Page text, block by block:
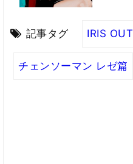
記事タグ IRIS OUT
チェンソーマン レゼ篇